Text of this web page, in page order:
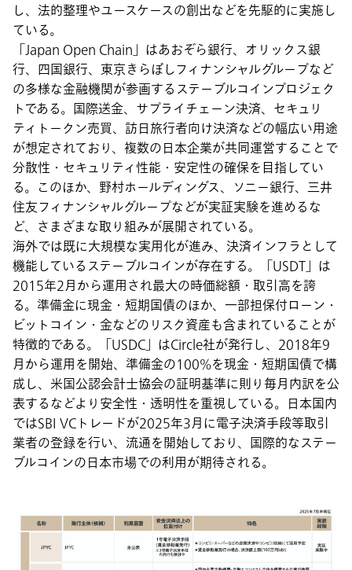
し、法的整理やユースケースの創出などを先駆的に実施し
ている。
「Japan Open Chain」はあおぞら銀行、オリックス銀
行、四国銀行、東京きらぼしフィナンシャルグループなど
の多様な金融機関が参画するステーブルコインプロジェク
トである。国際送金、サプライチェーン決済、セキュリ
ティトークン売買、訪日旅行者向け決済などの幅広い用途
が想定されており、複数の日本企業が共同運営することで
分散性・セキュリティ性能・安定性の確保を目指してい
る。このほか、野村ホールディングス、ソニー銀行、三井
住友フィナンシャルグループなどが実証実験を進めるな
ど、さまざまな取り組みが展開されている。
海外では既に大規模な実用化が進み、決済インフラとして
機能しているステーブルコインが存在する。「USDT」は
2015年2月から運用され最大の時価総額・取引高を誇
る。準備金に現金・短期国債のほか、一部担保付ローン・
ビットコイン・金などのリスク資産も含まれていることが
特徴的である。「USDC」はCircle社が発行し、2018年9
月から運用を開始、準備金の100%を現金・短期国債で構
成し、米国公認会計士協会の証明基準に則り毎月内訳を公
表するなどより安全性・透明性を重視している。日本国内
ではSBI VCトレードが2025年3月に電子決済手段等取引
業者の登録を行い、流通を開始しており、国際的なステー
ブルコインの日本市場での利用が期待される。